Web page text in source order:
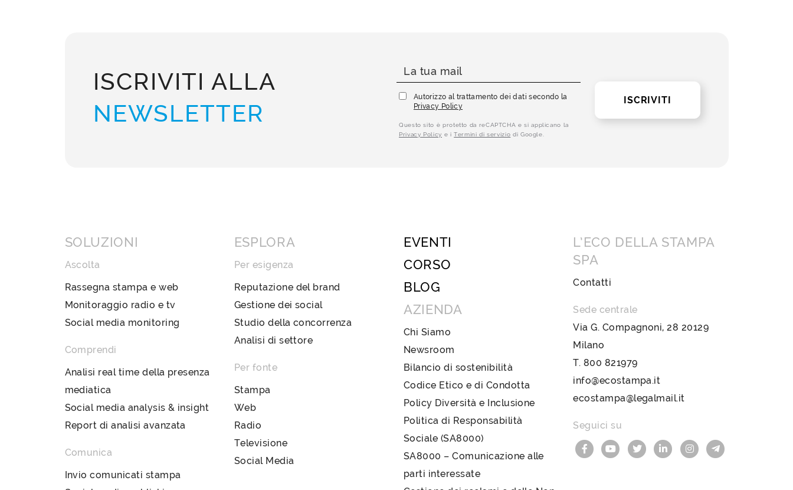
ISCRIVITI ALLA
NEWSLETTER
Autorizzo al trattamento dei dati secondo la
Privacy Policy
Questo sito è protetto da reCAPTCHA e si applicano la
Privacy Policy e iTermini di servizio di Google.
ISCRIVITI
SOLUZIONI
Ascolta
Rassegna stampa e web
Monitoraggio radio e tv
Social media monitoring
Comprendi
Analisi real time della presenza
mediatica
Social media analysis & insight
Report di analisi avanzata
Comunica
Invio comunicati stampa
ESPLORA
Per esigenza
Reputazione del brand
Gestione dei social
Studio della concorrenza
Analisi di settore
Per fonte
Stampa
Web
Radio
Televisione
Social Media
EVENTI
CORSO
BLOG
AZIENDA
Chi Siamo
Newsroom
Bilancio di sostenibilità
Codice Etico e di Condotta
Policy Diversità e Inclusione
Politica di Responsabilità
Sociale (SA8000)
SA8000 – Comunicazione alle
parti interessate
L’ECO DELLA STAMPA
SPA
Contatti
Sede centrale
Via G. Compagnoni, 28 20129
Milano
T. 800 821979
info@ecostampa.it
ecostampa@legalmail.it
Seguici su